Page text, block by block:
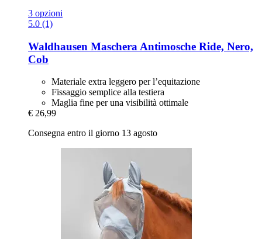
3 opzioni
5.0 (1)
Waldhausen Maschera Antimosche Ride, Nero,
Cob
Materiale extra leggero per l’equitazione
Fissaggio semplice alla testiera
Maglia fine per una visibilità ottimale
€ 26,99
Consegna entro il giorno 13 agosto